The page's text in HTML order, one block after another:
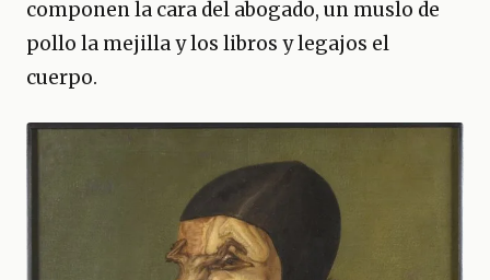
componen la cara del abogado, un muslo de
pollo la mejilla y los libros y legajos el
cuerpo.